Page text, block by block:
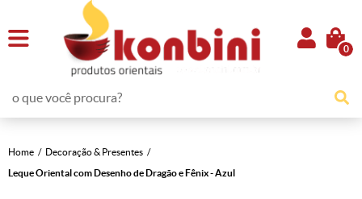
0
Home
Decoração & Presentes
Leque Oriental com Desenho de Dragão e Fênix - Azul